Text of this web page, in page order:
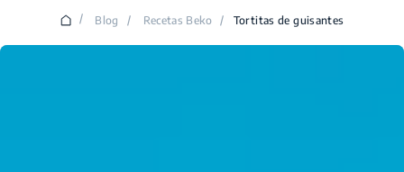
/ Blog / Recetas Beko / Tortitas de guisantes